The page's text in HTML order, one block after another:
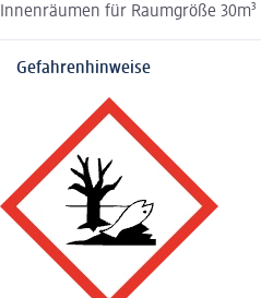
Innenräumen für Raumgröße
Gefahrenhinweise